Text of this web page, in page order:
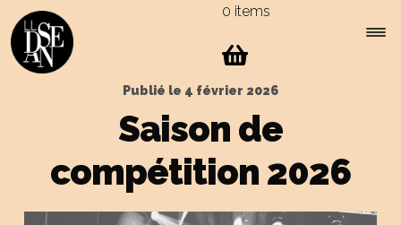
Skip
to
navigation
Skip
to
content
0 items
Publié le 4 février 2026
Saison de
compétition 2026